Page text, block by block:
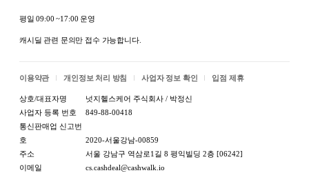
평일 09:00 ~17:00 운영
캐시딜 관련 문의만 접수 가능합니다.
이용약관 개인정보 처리 방침 사업자 정보 확인 입점 제휴
상호/대표자명
넛지헬스케어 주식회사 / 박정신
사업자 등록 번호
849-88-00418
통신판매업 신고번
호
2020-서울강남-00859
주소
서울 강남구 역삼로1길 8 평익빌딩 2층 [06242]
이메일
cs.cashdeal@cashwalk.io